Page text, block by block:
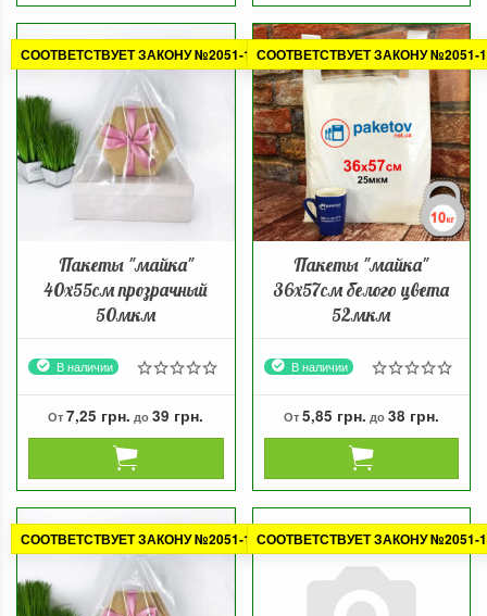
СООТВЕТСТВУЕТ ЗАКОНУ №2051-1
Пакеты "майка"
40х55см прозрачный
50мкм
В наличии
От7,25 грн. до39 грн.
СООТВЕТСТВУЕТ ЗАКОНУ №2051-1
Пакеты "майка"
36х57см белого цвета
52мкм
В наличии
От 5,85 грн. до 38 грн.
СООТВЕТСТВУЕТ ЗАКОНУ №2051-1 СООТВЕТСТВУЕТ ЗАКОНУ №2051-1